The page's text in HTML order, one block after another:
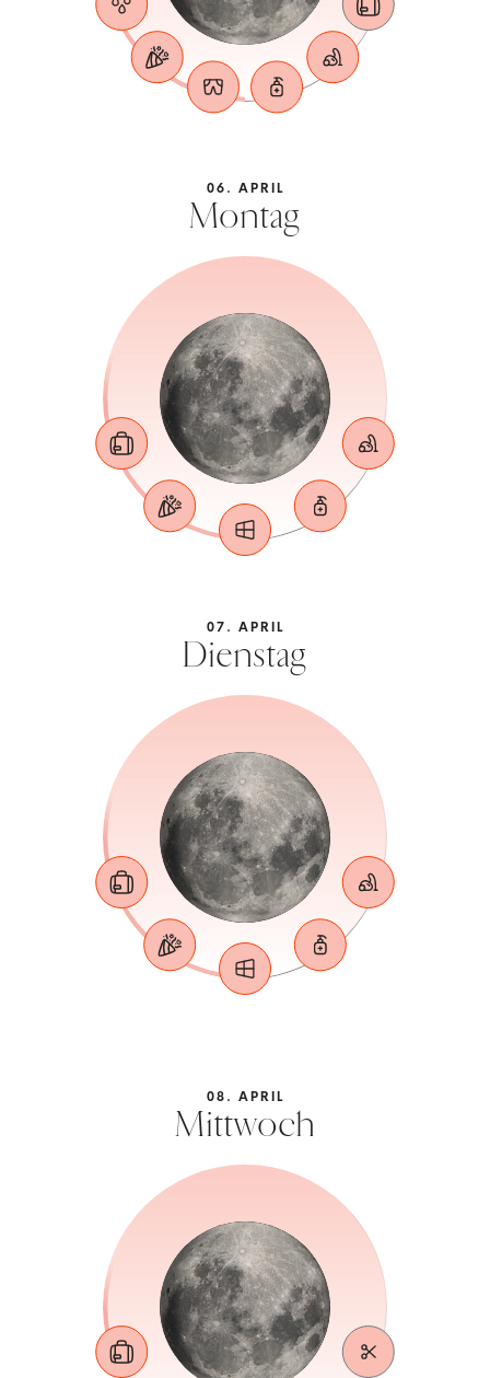
06. APRIL
Montag
07. APRIL
Dienstag
08. APRIL
Mittwoch